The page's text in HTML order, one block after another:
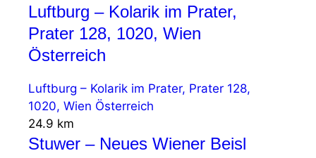
Luftburg – Kolarik im Prater,
Prater 128, 1020, Wien
Österreich
Luftburg – Kolarik im Prater, Prater 128,
1020, Wien Österreich
24.9 km
Stuwer – Neues Wiener Beisl